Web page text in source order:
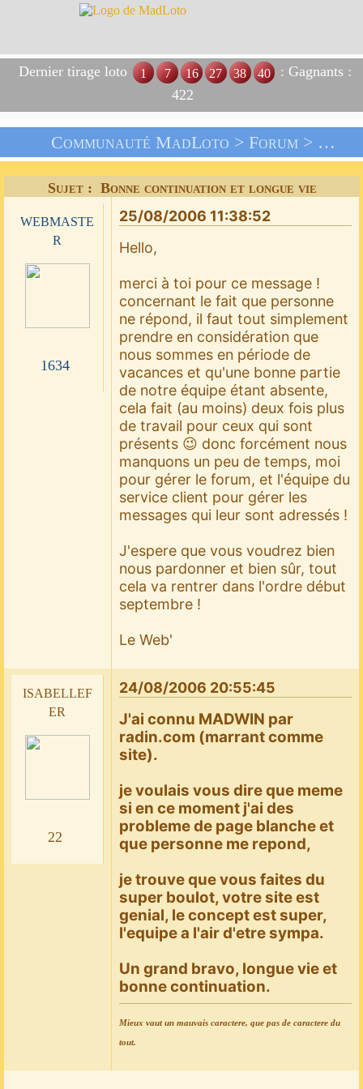
Dernier tirage loto 1 7 16 27 38 40
: Gagnants :
422
Communauté MadLoto > Forum> Livre
Sujet : Bonne continuation et longue vie
webmaste
r
1634
25/08/2006 11:38:52
Hello,
merci à toi pour ce message !
concernant le fait que personne
ne répond, il faut tout simplement
prendre en considération que
nous sommes en période de
vacances et qu'une bonne partie
de notre équipe étant absente,
cela fait (au moins) deux fois plus
de travail pour ceux qui sont
présents 😉 donc forcément nous
manquons un peu de temps, moi
pour gérer le forum, et l'équipe du
service client pour gérer les
messages qui leur sont adressés !
J'espere que vous voudrez bien
nous pardonner et bien sûr, tout
cela va rentrer dans l'ordre début
septembre !
Le Web'
isabellef
er
22
24/08/2006 20:55:45
J'ai connu MADWIN par
radin.com (marrant comme
site).
je voulais vous dire que meme
si en ce moment j'ai des
probleme de page blanche et
que personne me repond,
je trouve que vous faites du
super boulot, votre site est
genial, le concept est super,
l'equipe a l'air d'etre sympa.
Un grand bravo, longue vie et
bonne continuation.
Mieux vaut un mauvais caractere, que pas de caractere du
tout.